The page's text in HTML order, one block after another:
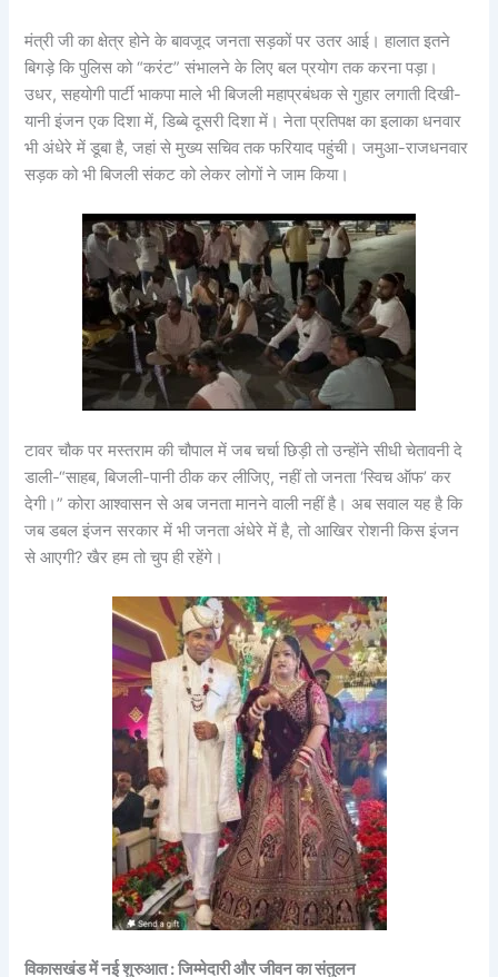
मंत्री जी का क्षेत्र होने के बावजूद जनता सड़कों पर उतर आई। हालात इतने
बिगड़े कि पुलिस को “करंट” संभालने के लिए बल प्रयोग तक करना पड़ा।
उधर, सहयोगी पार्टी भाकपा माले भी बिजली महाप्रबंधक से गुहार लगाती दिखी-
यानी इंजन एक दिशा में, डिब्बे दूसरी दिशा में। नेता प्रतिपक्ष का इलाका धनवार
भी अंधेरे में डूबा है, जहां से मुख्य सचिव तक फरियाद पहुंची। जमुआ-राजधनवार
सड़क को भी बिजली संकट को लेकर लोगों ने जाम किया।
टावर चौक पर मस्तराम की चौपाल में जब चर्चा छिड़ी तो उन्होंने सीधी चेतावनी दे
डाली-“साहब, बिजली-पानी ठीक कर लीजिए, नहीं तो जनता ‘स्विच ऑफ’ कर
देगी।” कोरा आश्वासन से अब जनता मानने वाली नहीं है। अब सवाल यह है कि
जब डबल इंजन सरकार में भी जनता अंधेरे में है, तो आखिर रोशनी किस इंजन
से आएगी? खैर हम तो चुप ही रहेंगे।
विकासखंड में नई शुरुआत : जिम्मेदारी और जीवन का संतुलन